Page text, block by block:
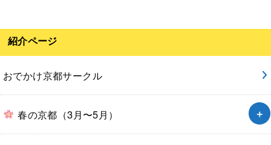
紹介ページ
おでかけ京都サークル
春の京都（3月〜5月）